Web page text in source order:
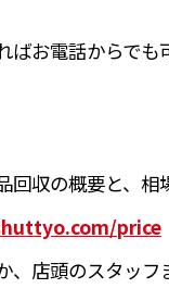
ばお電話からで
回収の概要と、相
price
、店頭のスタッフ